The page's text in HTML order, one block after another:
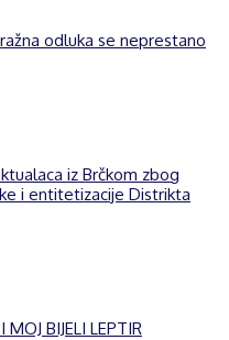
odluka se neprestano
iz Brčkom zbog
i entitetizacije Distrikta
BIJELI LEPTIR